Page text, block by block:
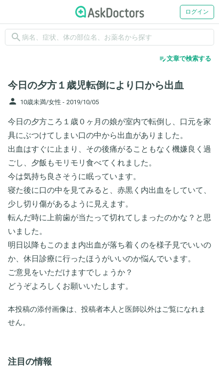
ログイン
search
edit_note文章で検索する
今日の夕方１歳児転倒により口から出血
person 10歳未満/女性 - 2019/10/05
今日の夕方ころ１歳０ヶ月の娘が室内で転倒し、口元を家
具にぶつけてしまい口の中から出血がありました。
出血はすぐに止まり、その後痛がることもなく機嫌良く過
ごし、夕飯もモリモリ食べてくれました。
今は気持ち良さそうに眠っています。
寝た後に口の中を見てみると、赤黒く内出血をしていて、
少し切り傷があるように見えます。
転んだ時に上前歯が当たって切れてしまったのかな？と思
いました。
明日以降もこのまま内出血が落ち着くのを様子見でいいの
か、休日診療に行ったほうがいいのか悩んでいます。
ご意見をいただけますでしょうか？
どうぞよろしくお願いいたします。
本投稿の添付画像は、投稿者本人と医師以外はご覧になれま
せん。
注目の情報